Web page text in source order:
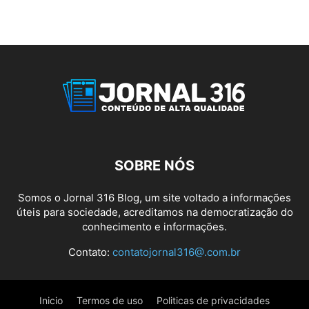
SOBRE NÓS
Somos o Jornal 316 Blog, um site voltado a informações
úteis para sociedade, acreditamos na democratização do
conhecimento e informações.
Contato: contatojornal316@.com.br
Inicio Termos de uso Politicas de privacidades